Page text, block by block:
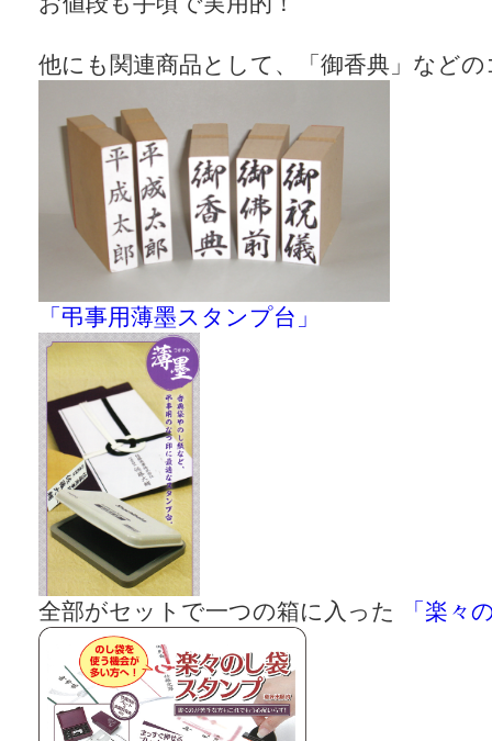
他にも関連商品として、「御香典」など
「弔事用薄墨スタンプ台」
全部がセットで一つの箱に入った 「楽々